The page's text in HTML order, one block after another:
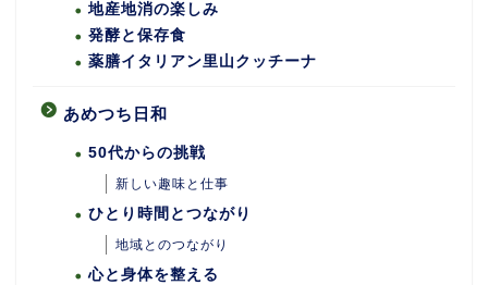
地産地消の楽しみ
発酵と保存食
薬膳イタリアン里山クッチーナ
あめつち日和
50代からの挑戦
新しい趣味と仕事
ひとり時間とつながり
地域とのつながり
心と身体を整える